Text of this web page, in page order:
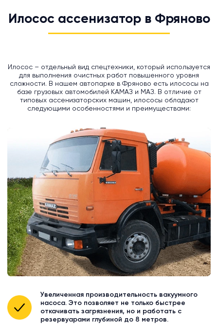
Илосос ассенизатор в Фряново
Илосос – отдельный вид спецтехники, который используется
для выполнения очистных работ повышенного уровня
сложности. В нашем автопарке в Фряново есть илососы на
базе грузовых автомобилей КАМАЗ и МАЗ. В отличие от
типовых ассенизаторских машин, илососы обладают
следующими особенностями и преимуществами:
Увеличенная производительность вакуумного
насоса. Это позволяет не только быстрее
откачивать загрязнения, но и работать с
резервуарами глубиной до 8 метров.